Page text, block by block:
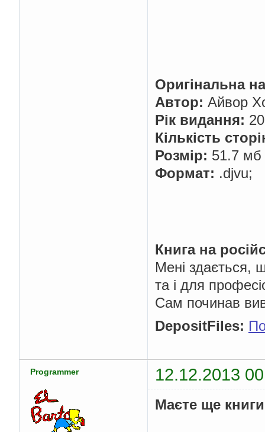
Оригінальна
Автор: Айвор
Рік видання:
Кількість
Розмір: 51.7 мб
Формат: .djvu;
Книга на
Мені здається,
та і для
Сам починав
DepositFiles:
Programmer 12.12.2013
Маєте ще